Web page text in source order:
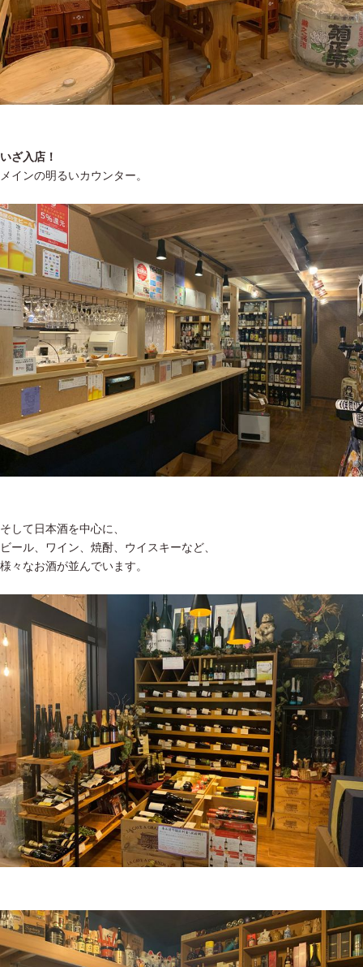
いざ入店！
メインの明るいカウンター。
そして日本酒を中心に、
ビール、ワイン、焼酎、ウイスキーなど、
様々なお酒が並んでいます。